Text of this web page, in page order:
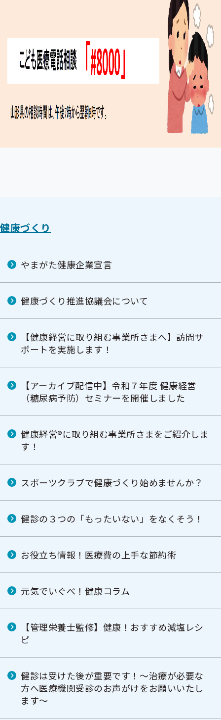
健康づくり
やまがた健康企業宣言
健康づくり推進協議会について
【健康経営に取り組む事業所さまへ】訪問サ
ポートを実施します！
【アーカイブ配信中】令和７年度 健康経営
（糖尿病予防）セミナーを開催しました
健康経営®に取り組む事業所さまをご紹介しま
す！
スポーツクラブで健康づくり始めませんか？
健診の３つの「もったいない」をなくそう！
お役立ち情報！医療費の上手な節約術
元気でいぐべ！健康コラム
【管理栄養士監修】健康！おすすめ減塩レシ
ピ
健診は受けた後が重要です！～治療が必要な
方へ医療機関受診のお声がけをお願いいたし
ます～